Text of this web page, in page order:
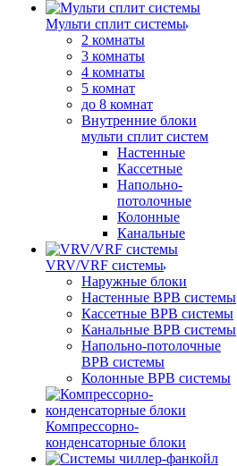
Мульти сплит системы
2 комнаты
3 комнаты
4 комнаты
5 комнат
до 8 комнат
Внутренние блоки
мульти сплит систем
Настенные
Кассетные
Напольно-
потолочные
Колонные
Канальные
VRV/VRF системы
Наружные блоки
Настенные ВРВ системы
Кассетные ВРВ системы
Канальные ВРВ системы
Напольно-потолочные
ВРВ системы
Колонные ВРВ системы
Компрессорно-
конденсаторные блоки